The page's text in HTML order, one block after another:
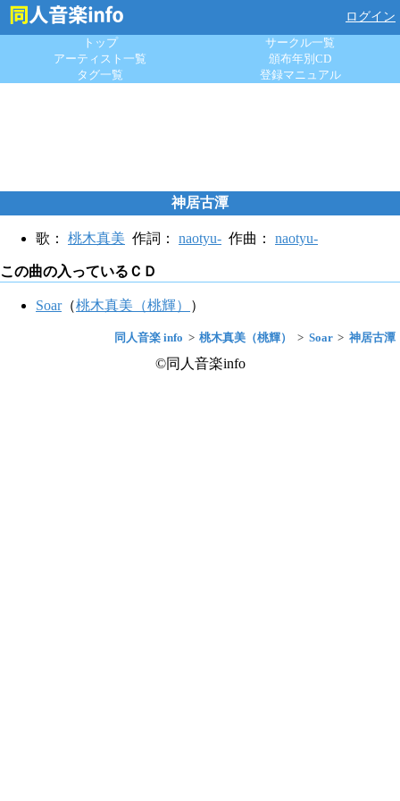
ログイン
トップ
サークル一覧
アーティスト一覧
頒布年別CD
タグ一覧
登録マニュアル
神居古潭
歌： 桃木真美 作詞： naotyu- 作曲： naotyu-
この曲の入っているＣＤ
Soar（桃木真美（桃輝） ）
同人音楽 info 桃木真美（桃輝） Soar 神居古潭
©同人音楽info